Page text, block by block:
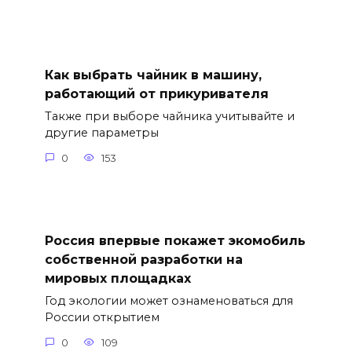
Как выбрать чайник в машину,
работающий от прикуривателя
Также при выборе чайника учитывайте и
другие параметры
0 153
Россия впервые покажет экомобиль
собственной разработки на
мировых площадках
Год экологии может ознаменоваться для
России открытием
0 109